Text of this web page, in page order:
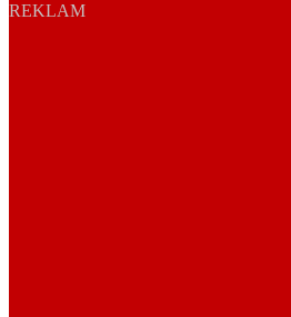
REKLAM